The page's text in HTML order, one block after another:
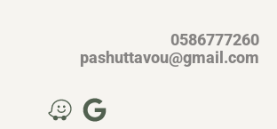
0586777260
pashuttavou@gmail.com